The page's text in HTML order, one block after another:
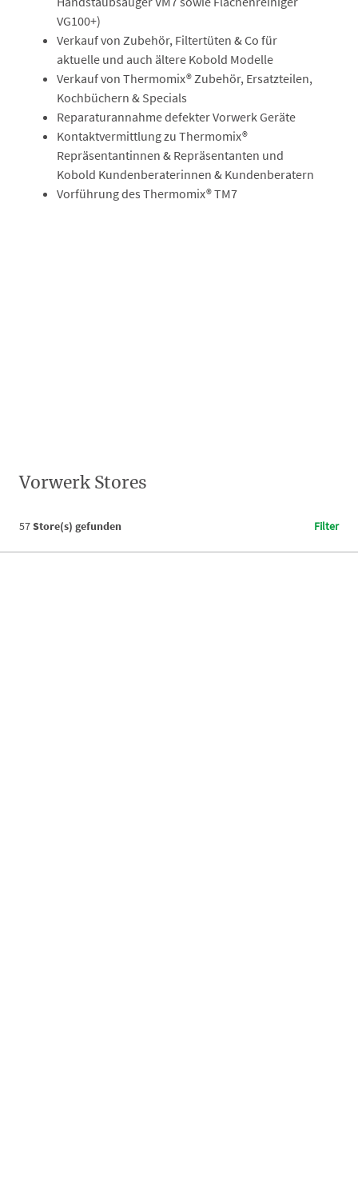
VG100+)
Verkauf von Zubehör, Filtertüten & Co für
aktuelle und auch ältere Kobold Modelle
Verkauf von Thermomix® Zubehör, Ersatzteilen,
Kochbüchern & Specials
Reparaturannahme defekter Vorwerk Geräte
Kontaktvermittlung zu Thermomix®
Repräsentantinnen & Repräsentanten und
Kobold Kundenberaterinnen & Kundenberatern
Vorführung des Thermomix® TM7
Vorwerk Stores
57Store(s) gefunden Filter